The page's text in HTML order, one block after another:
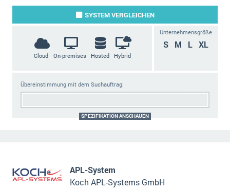
SYSTEMVERGLEICHEN
Cloud On-premises Hosted Hybrid
Unternehmensgröße
S M L XL
Übereinstimmung mit dem Suchauftrag:
SPEZIFIKATION ANSCHAUEN
APL-System
Koch APL-Systems GmbH